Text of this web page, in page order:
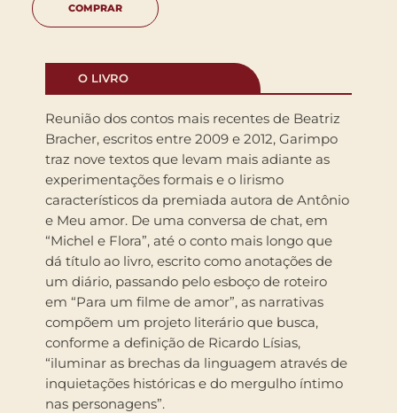
COMPRAR
O LIVRO
Reunião dos contos mais recentes de Beatriz
Bracher, escritos entre 2009 e 2012, Garimpo
traz nove textos que levam mais adiante as
experimentações formais e o lirismo
característicos da premiada autora de Antônio
e Meu amor. De uma conversa de chat, em
“Michel e Flora”, até o conto mais longo que
dá título ao livro, escrito como anotações de
um diário, passando pelo esboço de roteiro
em “Para um filme de amor”, as narrativas
compõem um projeto literário que busca,
conforme a definição de Ricardo Lísias,
“iluminar as brechas da linguagem através de
inquietações históricas e do mergulho íntimo
nas personagens”.